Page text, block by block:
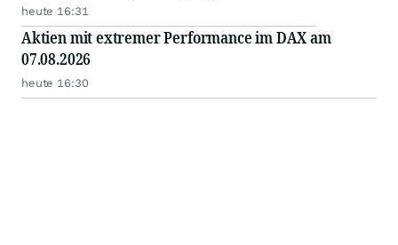
heute 16:31
Aktien mit extremer Performance im DAX am
07.08.2026
heute 16:30